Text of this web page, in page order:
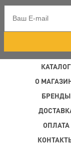
КАТАЛОГ
О
БРЕНДЫ
ОПЛАТА